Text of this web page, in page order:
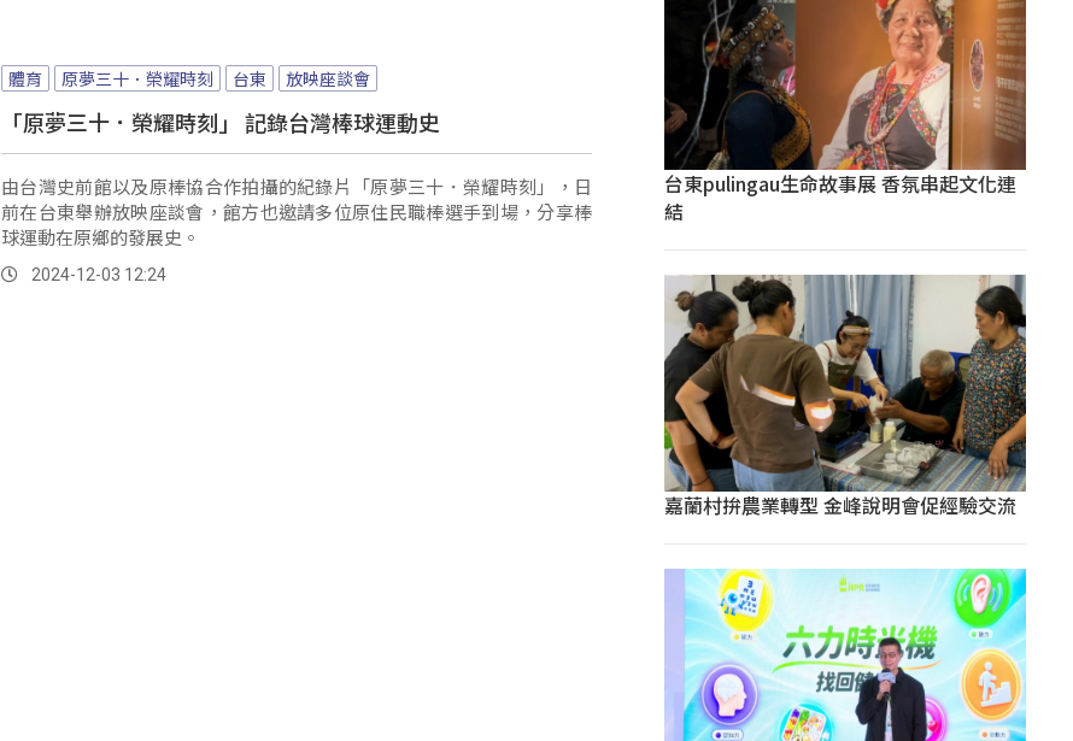
體育 原夢三十．榮耀時刻 台東 放映座談會
「原夢三十．榮耀時刻」 記錄台灣棒球運動史
由台灣史前館以及原棒協合作拍攝的紀錄片「原夢三十．榮耀時刻」，日
前在台東舉辦放映座談會，館方也邀請多位原住民職棒選手到場，分享棒
球運動在原鄉的發展史。
2024-12-03 12:24
台東pulingau生命故事展 香氛串起文化連
結
嘉蘭村拚農業轉型 金峰說明會促經驗交流